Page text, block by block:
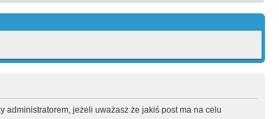
administratorem, jeżeli uważasz że jakiś post ma na celu